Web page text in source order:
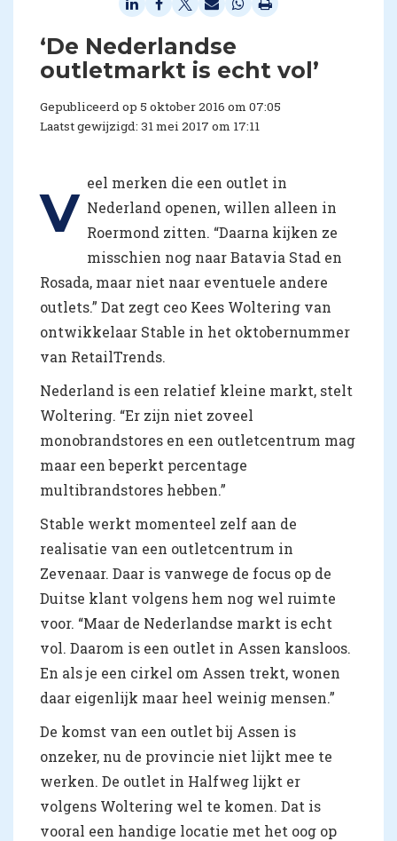
​‘De Nederlandse
outletmarkt is echt vol’
Gepubliceerd op 5 oktober 2016 om 07:05
Laatst gewijzigd: 31 mei 2017 om 17:11
V eel merken die een outlet in
Nederland openen, willen alleen in
Roermond zitten. “Daarna kijken ze
misschien nog naar Batavia Stad en
Rosada, maar niet naar eventuele andere
outlets.” Dat zegt ceo Kees Woltering van
ontwikkelaar Stable in het oktobernummer
van RetailTrends.
Nederland is een relatief kleine markt, stelt
Woltering. “Er zijn niet zoveel
monobrandstores en een outletcentrum mag
maar een beperkt percentage
multibrandstores hebben.”
Stable werkt momenteel zelf aan de
realisatie van een outletcentrum in
Zevenaar. Daar is vanwege de focus op de
Duitse klant volgens hem nog wel ruimte
voor. “Maar de Nederlandse markt is echt
vol. Daarom is een outlet in Assen kansloos.
En als je een cirkel om Assen trekt, wonen
daar eigenlijk maar heel weinig mensen.”
De komst van een outlet bij Assen is
onzeker, nu de provincie niet lijkt mee te
werken. De outlet in Halfweg lijkt er
volgens Woltering wel te komen. Dat is
vooral een handige locatie met het oog op